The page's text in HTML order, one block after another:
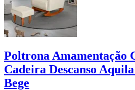
Poltrona Amamentação
Cadeira Descanso
Bege